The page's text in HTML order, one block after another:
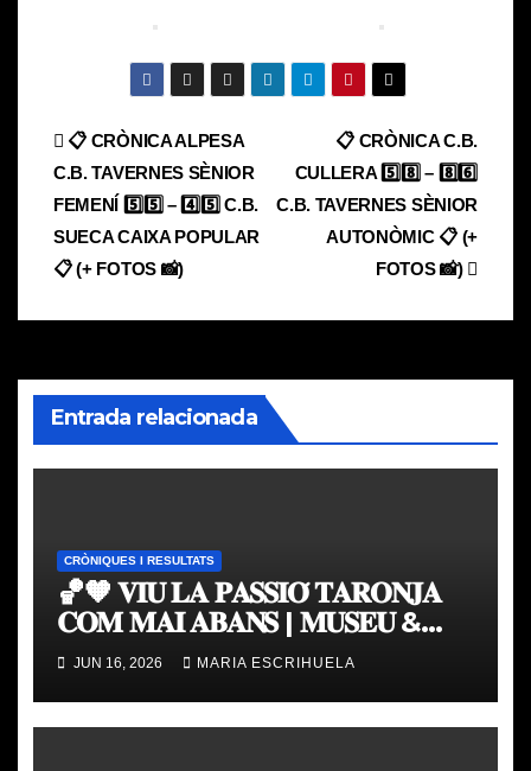
Navegación
de
entradas
📋 CRÒNICA C.B.
CULLERA 5️⃣8️⃣ – 8️⃣6️⃣
C.B. TAVERNES SÈNIOR
AUTONÒMIC 📋 (+
FOTOS 📸)
📋 CRÒNICA ALPESA
C.B. TAVERNES SÈNIOR
FEMENÍ 5️⃣5️⃣ – 4️⃣5️⃣ C.B.
SUECA CAIXA POPULAR
📋 (+ FOTOS 📸)
Entrada relacionada
CRÒNIQUES I RESULTATS
🏀🧡 𝐕𝐈𝐔 𝐋𝐀 𝐏𝐀𝐒𝐒𝐈𝐎́ 𝐓𝐀𝐑𝐎𝐍𝐉𝐀
𝐂𝐎𝐌 𝐌𝐀𝐈 𝐀𝐁𝐀𝐍𝐒 | 𝐌𝐔𝐒𝐄𝐔 &
𝐓𝐎𝐔𝐑 𝐕𝐀𝐋𝐄𝐍𝐂𝐈𝐀 𝐁𝐀𝐒𝐊𝐄𝐓
JUN 16, 2026 MARIA ESCRIHUELA